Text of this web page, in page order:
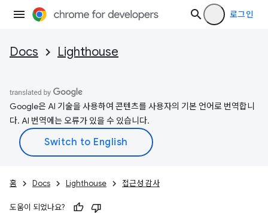
로그인
Docs Lighthouse
Google은 AI 기술을 사용하여 콘텐츠를 사용자의 기본 언어로 번역합니
다. AI 번역에는 오류가 있을 수 있습니다.
홈 Docs Lighthouse 접근성 감사
도움이 되었나요?